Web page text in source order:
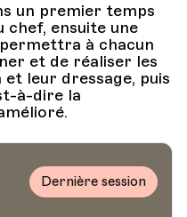
un premier temps
ensuite une
à chacun
et de réaliser les
leur dressage, puis
à-dire la
Dernière session